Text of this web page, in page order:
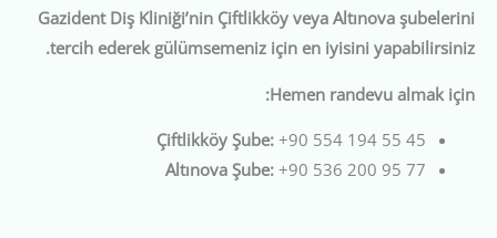
Gazident Diş Kliniği’nin Çiftlikköy veya Altınova şubelerini
tercih ederek gülümsemeniz için en iyisini yapabilirsiniz.
Hemen randevu almak için:
Çiftlikköy Şube: +90 554 194 55 45
Altınova Şube: +90 536 200 95 77